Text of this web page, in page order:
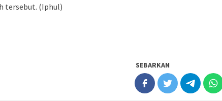
tersebut. (Iphul)
SEBARKAN